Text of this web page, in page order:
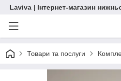
Laviva | Інтернет-магазин
Товари та послуги